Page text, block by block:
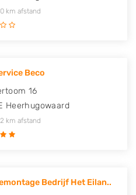
km afstand
Beco
16
Heerhugowaard
km afstand
Bedrijf Het Eilan..